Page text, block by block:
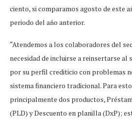
ciento, si comparamos agosto de este
periodo del año anterior.
“Atendemos a los colaboradores del
necesidad de incluirse a reinsertarse al
por su perfil crediticio con problemas
sistema financiero tradicional. Para
principalmente dos productos,
(PLD) y Descuento en planilla (DxP);